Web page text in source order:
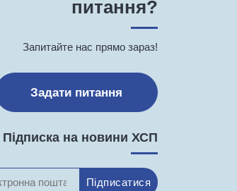
питання?
Запитайте нас прямо зараз!
Задати питання
Підписка на новини ХСП